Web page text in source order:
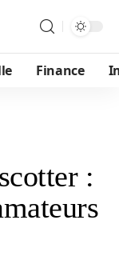
Finance
: